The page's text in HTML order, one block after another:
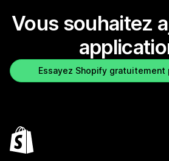
Vous souhaitez
Essayez Shopify gratuitement